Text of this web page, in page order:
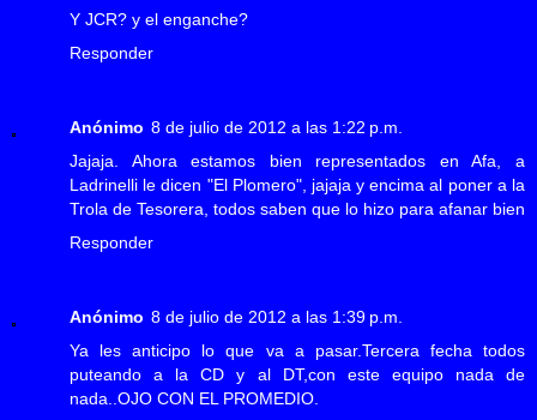
Y JCR? y el enganche?
Responder
Anónimo 8 de julio de 2012 a las 1:22 p.m.
Jajaja. Ahora estamos bien representados en Afa, a
Ladrinelli le dicen "El Plomero", jajaja y encima al poner a la
Trola de Tesorera, todos saben que lo hizo para afanar bien
Responder
Anónimo 8 de julio de 2012 a las 1:39 p.m.
Ya les anticipo lo que va a pasar.Tercera fecha todos
puteando a la CD y al DT,con este equipo nada de
nada..OJO CON EL PROMEDIO.